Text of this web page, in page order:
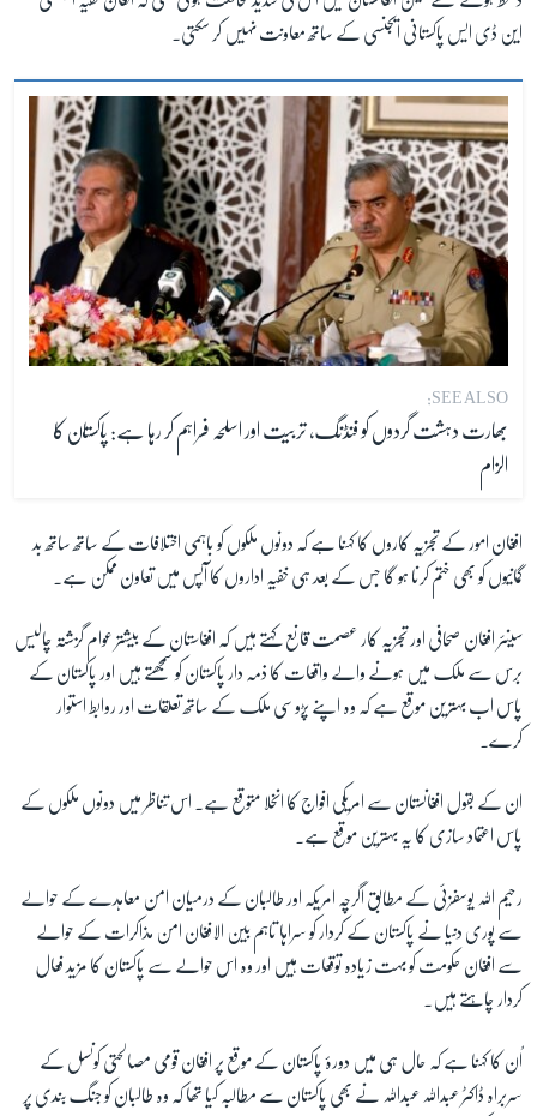
این ڈی ایس پاکستانی ایجنسی کے ساتھ معاونت نہیں کر سکتی۔
SEE ALSO:
بھارت دہشت گردوں کو فنڈنگ، تربیت اور اسلحہ فراہم کر رہا ہے: پاکستان کا
الزام
افغان امور کے تجزیہ کاروں کا کہنا ہے کہ دونوں ملکوں کو باہمی اختلافات کے ساتھ ساتھ بد
گمانیوں کو بھی ختم کرنا ہو گا جس کے بعد ہی خفیہ اداروں کا آپس میں تعاون ممکن ہے۔
سینئر افغان صحافی اور تجزیہ کار عصمت قانع کہتے ہیں کہ افغاستان کے بیشتر عوام گزشتہ چالیس
برس سے ملک میں ہونے والے واقعات کا ذمہ دار پاکستان کو سمجھتے ہیں اور پاکستان کے
پاس اب بہترین موقع ہے کہ وہ اپنے پڑوسی ملک کے ساتھ تعلقات اور روابط استوار
کرے۔
ان کے بقول افغانستان سے امریکی افواج کا انخلا متوقع ہے۔ اس تناظر میں دونوں ملکوں کے
پاس اعتماد سازی کا یہ بہترین موقع ہے۔
رحیم اللہ یوسفزئی کے مطابق اگرچہ امریکہ اور طالبان کے درمیان امن معاہدے کے حوالے
سے پوری دنیا نے پاکستان کے کردار کو سراہا تاہم بین الافغان امن مذاکرات کے حوالے
سے افغان حکومت کو بہت زیادہ توقعات ہیں اور وہ اس حوالے سے پاکستان کا مزید فعال
کردار چاہتے ہیں۔
اُن کا کہنا ہے کہ حال ہی میں دورۂ پاکستان کے موقع پر افغان قومی مصالحتی کونسل کے
سربراہ ڈاکٹر عبداللہ عبداللہ نے بھی پاکستان سے مطالبہ کیا تھا کہ وہ طالبان کو جنگ بندی پر